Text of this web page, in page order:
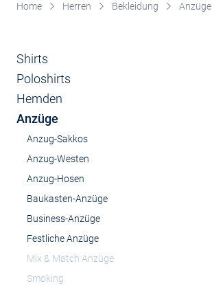
Home Herren Bekleidung Anzüge
Shirts
Poloshirts
Hemden
Anzüge
Anzug-Sakkos
Anzug-Westen
Anzug-Hosen
Baukasten-Anzüge
Business-Anzüge
Festliche Anzüge
Mix & Match Anzüge
Smoking